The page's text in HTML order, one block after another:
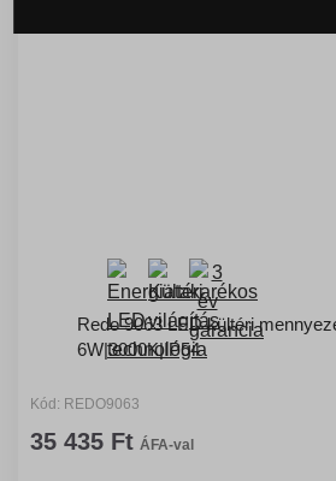
Redo 9063 LED kültéri
6W|3000K|IP54
Kód: REDO9063
35 435 Ft ÁFA-val